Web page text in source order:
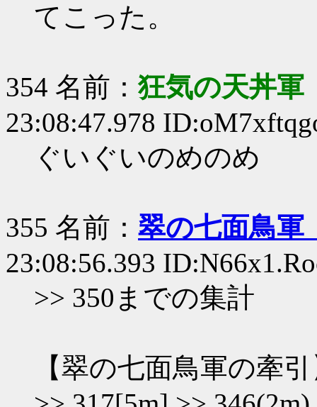
てこった。
354 名前：狂気の天丼
23:08:47.978
ぐいぐいのめのめ
355 名前： 翠の七面鳥
23:08:56.393
>> 350までの集計
【翠の七面鳥軍の牽